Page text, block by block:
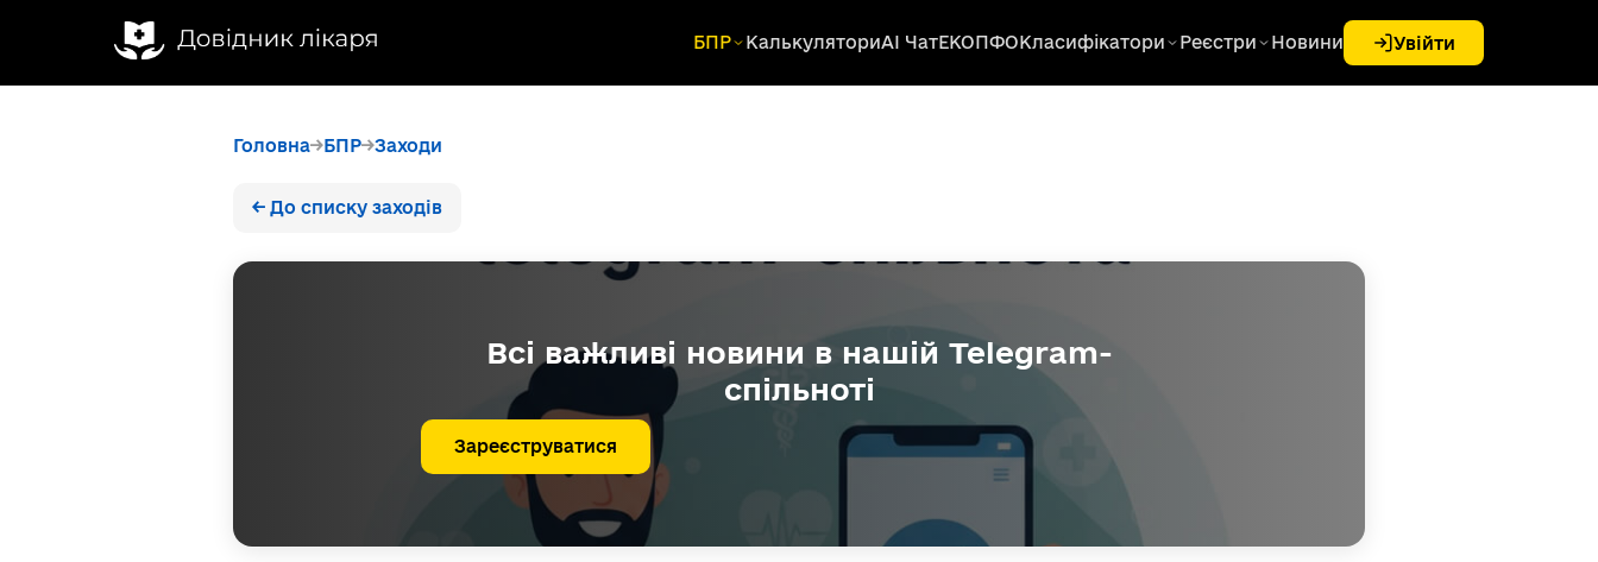
БПР КалькуляториAI ЧатЕКОПФОКласифікатори Реєстри Новини Увійти
Головна БПР Заходи
← До списку заходів
Всі важливі новини в нашій Telegram-
спільноті
Зареєструватися